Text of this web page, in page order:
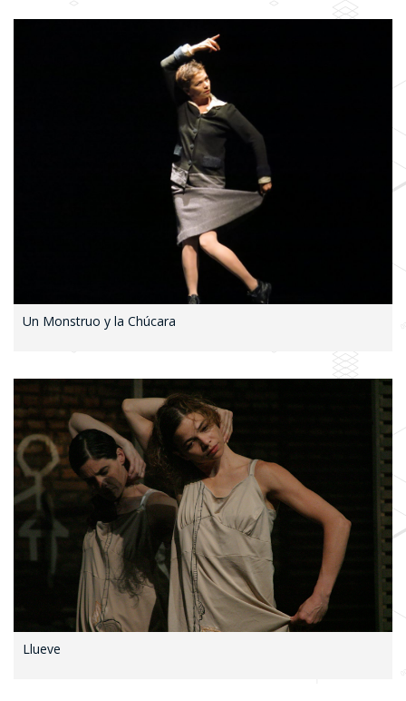
Un Monstruo y la Chúcara
Llueve